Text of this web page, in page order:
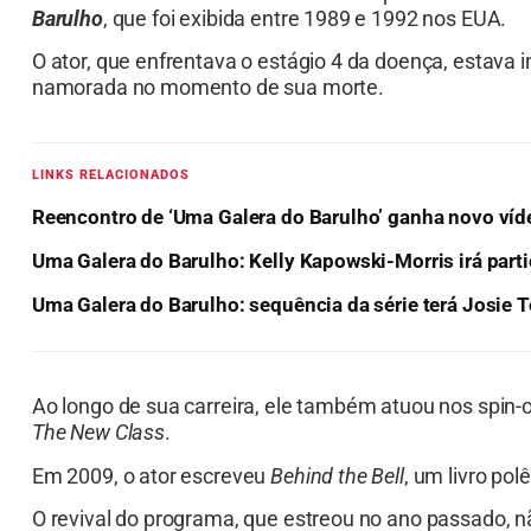
Barulho, que foi exibida entre 1989 e 1992 nos EUA.
O ator, que enfrentava o estágio 4 da doença,
namorada no momento de sua morte.
LINKS RELACIONADOS
Reencontro de ‘Uma Galera do Barulho’ ganha novo
Uma Galera do Barulho: Kelly Kapowski-Morris irá
Uma Galera do Barulho: sequência da série terá Josie
Ao longo de sua carreira, ele também atuou nos
The New Class.
Em 2009, o ator escreveuBehind the Bell, um livro
O revival do programa, que estreou no ano passado,